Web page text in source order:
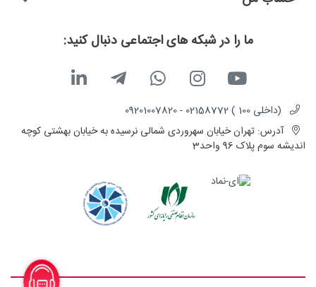
ما را در شبکه های اجتماعی دنبال کنید:
(داخلی 100 ) 02158772 - 09201007820
آدرس: تهران خیابان سهروردی شمالی نرسیده به خیابان بهشتی کوچه
اندیشه سوم پلاک 96 واحد3